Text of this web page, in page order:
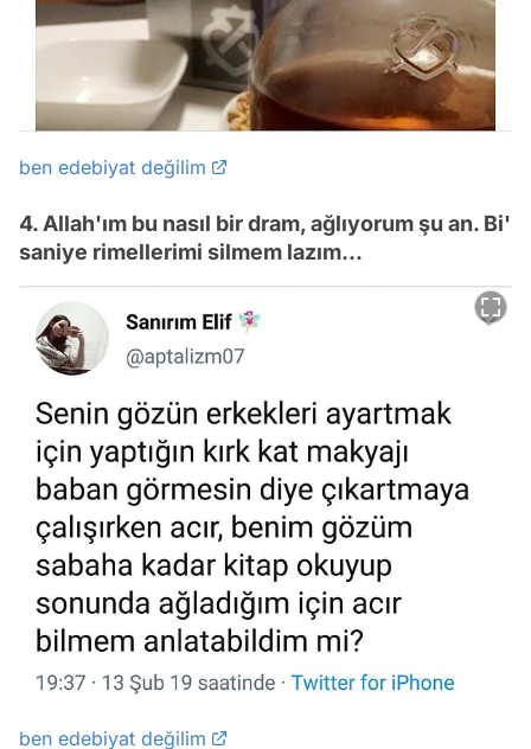
ben edebiyat değilim
4. Allah'ım bu nasıl bir dram, ağlıyorum şu an. Bi'
saniye rimellerimi silmem lazım...
ben edebiyat değilim